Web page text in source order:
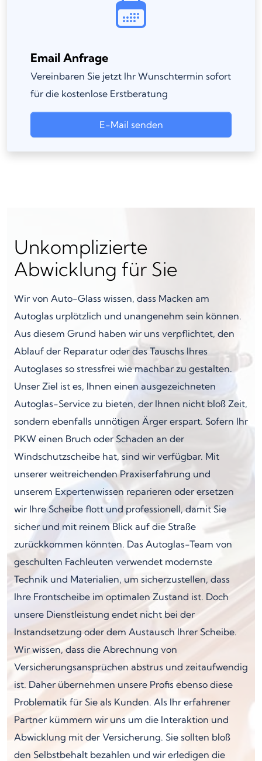
Email Anfrage
Vereinbaren Sie jetzt Ihr Wunschtermin sofort
für die kostenlose Erstberatung
E-Mail senden
Unkomplizierte
Abwicklung für Sie
Wir von Auto-Glass wissen, dass Macken am
Autoglas urplötzlich und unangenehm sein können.
Aus diesem Grund haben wir uns verpflichtet, den
Ablauf der Reparatur oder des Tauschs Ihres
Autoglases so stressfrei wie machbar zu gestalten.
Unser Ziel ist es, Ihnen einen ausgezeichneten
Autoglas-Service zu bieten, der Ihnen nicht bloß Zeit,
sondern ebenfalls unnötigen Ärger erspart. Sofern Ihr
PKW einen Bruch oder Schaden an der
Windschutzscheibe hat, sind wir verfügbar. Mit
unserer weitreichenden Praxiserfahrung und
unserem Expertenwissen reparieren oder ersetzen
wir Ihre Scheibe flott und professionell, damit Sie
sicher und mit reinem Blick auf die Straße
zurückkommen könnten. Das Autoglas-Team von
geschulten Fachleuten verwendet modernste
Technik und Materialien, um sicherzustellen, dass
Ihre Frontscheibe im optimalen Zustand ist. Doch
unsere Dienstleistung endet nicht bei der
Instandsetzung oder dem Austausch Ihrer Scheibe.
Wir wissen, dass die Abrechnung von
Versicherungsansprüchen abstrus und zeitaufwendig
ist. Daher übernehmen unsere Profis ebenso diese
Problematik für Sie als Kunden. Als Ihr erfahrener
Partner kümmern wir uns um die Interaktion und
Abwicklung mit der Versicherung. Sie sollten bloß
den Selbstbehalt bezahlen und wir erledigen die